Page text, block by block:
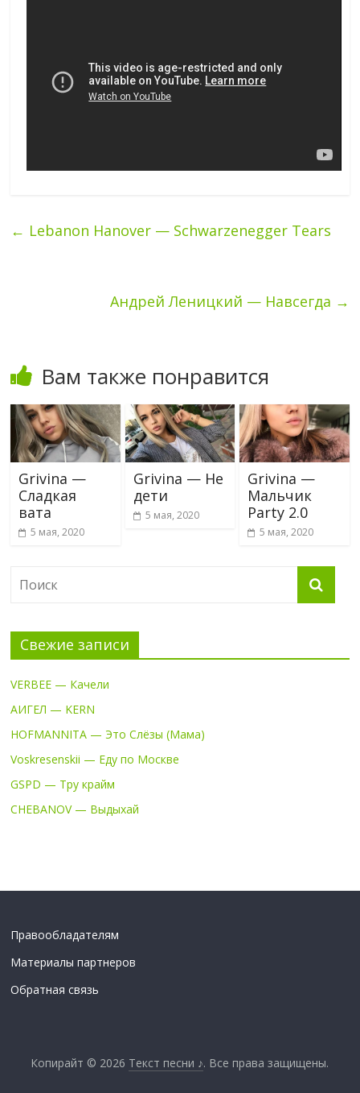
← Lebanon Hanover — Schwarzenegger Tears
Андрей Леницкий — Навсегда →
Вам также понравится
Grivina —
Сладкая
вата
5 мая, 2020
Grivina — Не
дети
5 мая, 2020
Grivina —
Мальчик
Party 2.0
5 мая, 2020
Свежие записи
VERBEE — Качели
АИГЕЛ — KERN
HOFMANNITA — Это Слёзы (Мама)
Voskresenskii — Еду по Москве
GSPD — Тру крайм
CHEBANOV — Выдыхай
Правообладателям
Материалы партнеров
Обратная связь
Копирайт © 2026 Текст песни ♪. Все права защищены.